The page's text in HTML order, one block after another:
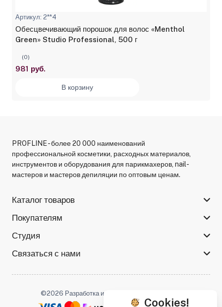
Артикул: 2**4
Обесцвечивающий порошок для волос «Menthol
Green» Studio Professional, 500 г
(0)
981 руб.
В корзину
PROFLINE - более 20 000 наименований
профессиональной косметики, расходных материалов,
инструментов и оборудования для парикмахеров, nail-
мастеров и мастеров депиляции по оптовым ценам.
Каталог товаров
Покупателям
Студия
Связаться с нами
©2026 Разработка и поддержка -
Cookies!